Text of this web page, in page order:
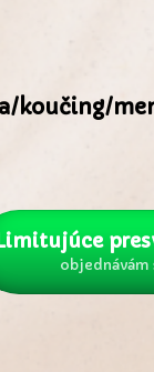
koučing/
objednávám